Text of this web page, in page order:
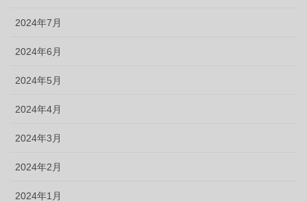
2024年7月
2024年6月
2024年5月
2024年4月
2024年3月
2024年2月
2024年1月